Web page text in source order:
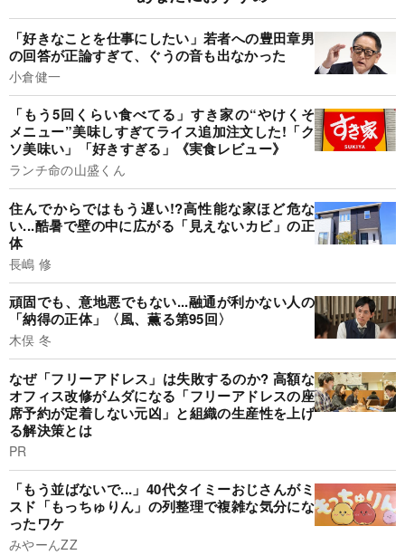
「好きなことを仕事にしたい」若者への豊田章男
の回答が正論すぎて、ぐうの音も出なかった
小倉健一
「もう5回くらい食べてる」すき家の“やけくそ
メニュー”美味しすぎてライス追加注文した!「ク
ソ美味い」「好きすぎる」《実食レビュー》
ランチ命の山盛くん
住んでからではもう遅い!?高性能な家ほど危な
い...酷暑で壁の中に広がる「見えないカビ」の正
体
長嶋 修
頑固でも、意地悪でもない...融通が利かない人の
「納得の正体」〈風、薫る第95回〉
木俣 冬
なぜ「フリーアドレス」は失敗するのか? 高額な
オフィス改修がムダになる「フリーアドレスの座
席予約が定着しない元凶」と組織の生産性を上げ
る解決策とは
PR
「もう並ばないで...」40代タイミーおじさんがミ
スド「もっちゅりん」の列整理で複雑な気分にな
ったワケ
みやーんZZ